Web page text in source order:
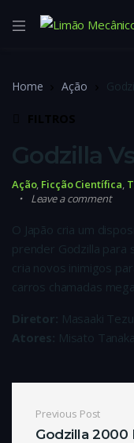
Home Ação
Godzilla
Ação, Ficção Científica,
Leave a comment
O Japão cria um
prender Godzilla
cria novos inimigos
carros chamadas
Diretor: Masaaki
Atores: Misato
Previous Post
Godzilla 2000